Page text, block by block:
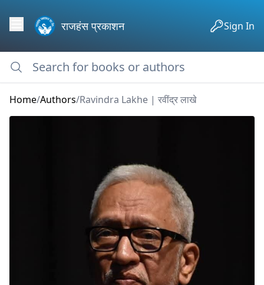
राजहंस प्रकाशन Sign In
Home/Authors/Ravindra Lakhe | रवींद्र लाखे